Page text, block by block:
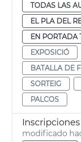
TODAS LAS
EL PLA DEL
EN PORTADA
EXPOSICIÓ
BATALLA DE
SORTEIG
PALCOS
modificado